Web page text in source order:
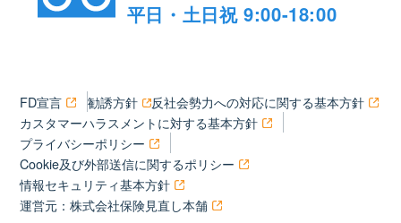
平日・土日祝 9:00-18:00
FD宣言 勧誘方針
反社会勢力への対応に関する基本方針
カスタマーハラスメントに対する基本方針
プライバシーポリシー
Cookie及び外部送信に関するポリシー
情報セキュリティ基本方針
運営元：株式会社保険見直し本舗